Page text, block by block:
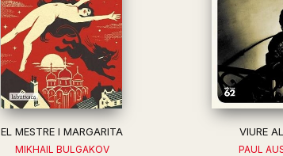
EL MESTRE I MARGARITA
MIKHAIL BULGAKOV
VIURE
PAUL